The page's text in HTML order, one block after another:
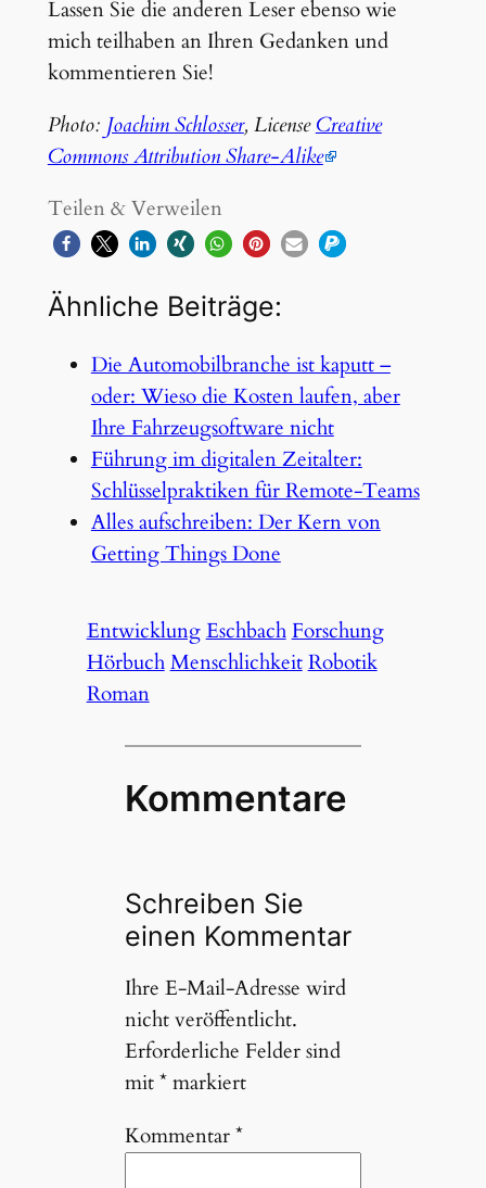
Lassen Sie die anderen Leser ebenso wie
mich teilhaben an Ihren Gedanken und
kommentieren Sie!
Photo: Joachim Schlosser, LicenseCreative
Commons Attribution Share-Alike
Teilen & Verweilen
Ähnliche Beiträge:
Die Automobilbranche ist kaputt –
oder: Wieso die Kosten laufen, aber
Ihre Fahrzeugsoftware nicht
Führung im digitalen Zeitalter:
Schlüsselpraktiken für Remote-Teams
Alles aufschreiben: Der Kern von
Getting Things Done
Entwicklung Eschbach Forschung
Hörbuch Menschlichkeit Robotik
Roman
Kommentare
Schreiben Sie
einen Kommentar
Ihre E-Mail-Adresse wird
nicht veröffentlicht.
Erforderliche Felder sind
mit*markiert
Kommentar*